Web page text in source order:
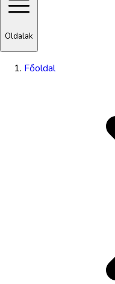
Oldalak
Főoldal